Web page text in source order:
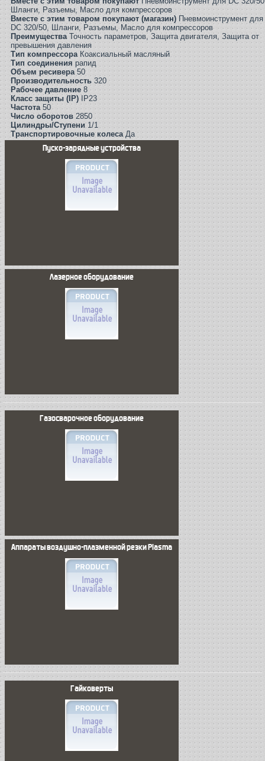
Шланги, Разъемы, Масло для компрессоров
Вместе с этим товаром покупают (магазин) Пневмоинструмент для
DС 320/50, Шланги, Разъемы, Масло для компрессоров
Преимущества Точность параметров, Защита двигателя, Защита от
превышения давления
Тип компрессора Коаксиальный масляный
Тип соединения рапид
Объем ресивера 50
Производительность 320
Рабочее давление 8
Класс защиты (IP)
IP23
Частота 50
Число оборотов 2850
Цилиндры/Ступени 1/1
Транспортировочные колеса Да
Пуско-зарядные устройства
Лазерное оборудование
Газосварочное оборудование
Аппараты воздушно-плазменной резки Plasma
Гайковерты